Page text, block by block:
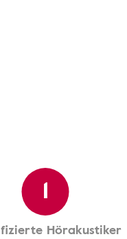
1
Hörakustiker